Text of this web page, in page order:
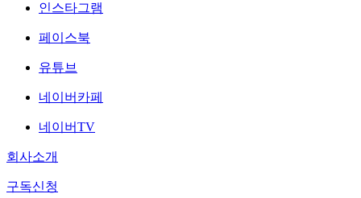
인스타그램
페이스북
유튜브
네이버카페
네이버TV
회사소개
구독신청